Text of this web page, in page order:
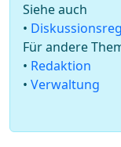
Siehe auch
•
Für andere
• Redaktion
• Verwaltung